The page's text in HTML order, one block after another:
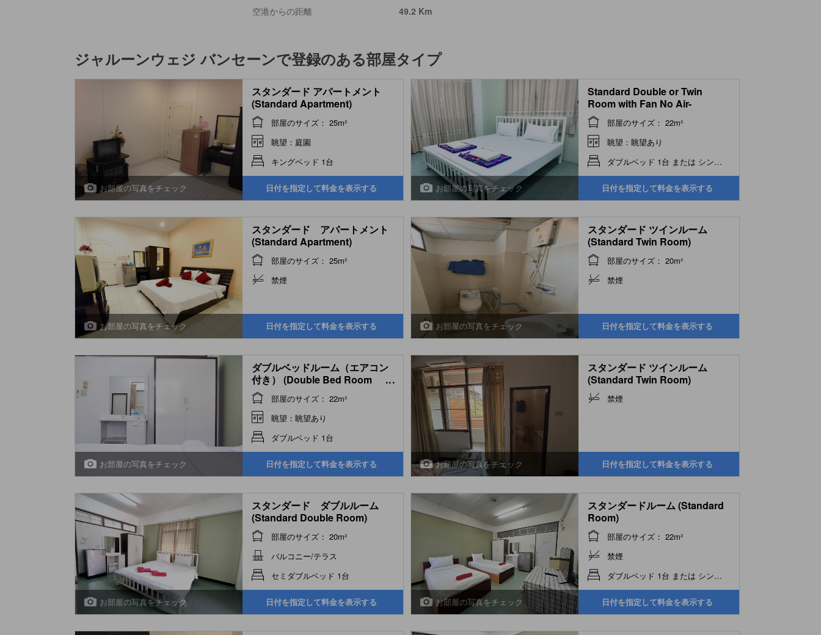
空港からの距離 49.2 Km
ジャルーンウェジ バンセーンで登録のある部屋タイプ
お部屋の写真をチェック
スタンダード アパートメント
(Standard Apartment)
部屋のサイズ： 25m²
眺望：庭園
キングベッド 1台
日付を指定して料金を表示する お部屋の写真をチェック
Standard Double or Twin
Room with Fan No Air-
Conditioner
部屋のサイズ： 22m²
眺望：眺望あり
ダブルベッド 1台 または シングルベッド 2台
日付を指定して料金を表示する
お部屋の写真をチェック
スタンダード アパートメント
(Standard Apartment)
部屋のサイズ： 25m²
禁煙
日付を指定して料金を表示する お部屋の写真をチェック
スタンダード ツインルーム
(Standard Twin Room)
部屋のサイズ： 20m²
禁煙
日付を指定して料金を表示する
お部屋の写真をチェック
ダブルベッドルーム（エアコン
付き） (Double Bed Room
With Air conditioning)
...
部屋のサイズ： 22m²
眺望：眺望あり
ダブルベッド 1台
日付を指定して料金を表示する お部屋の写真をチェック
スタンダード ツインルーム
(Standard Twin Room)
禁煙
日付を指定して料金を表示する
お部屋の写真をチェック
スタンダード ダブルルーム
(Standard Double Room)
部屋のサイズ： 20m²
バルコニー/テラス
セミダブルベッド 1台
日付を指定して料金を表示する お部屋の写真をチェック
スタンダードルーム (Standard
Room)
部屋のサイズ： 22m²
禁煙
ダブルベッド 1台 または シングルベッド 2台
日付を指定して料金を表示する